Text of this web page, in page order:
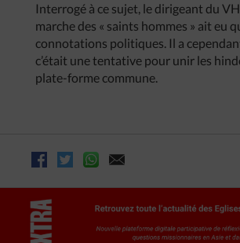
Interrogé à ce sujet, le dirigeant du
marche des « saints hommes » ait eu
connotations politiques. Il a
c’était une tentative pour unir les
plate-forme commune.